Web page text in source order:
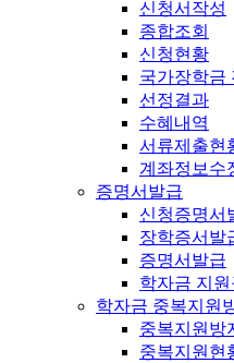
신청서작성
종합조회
신청현황
국가장학금
선정결과
수혜내역
서류제출현
계좌정보수
증명서발급
신청증명서
장학증서발
증명서발급
학자금 지
학자금 중복지원
중복지원방
중복지원현